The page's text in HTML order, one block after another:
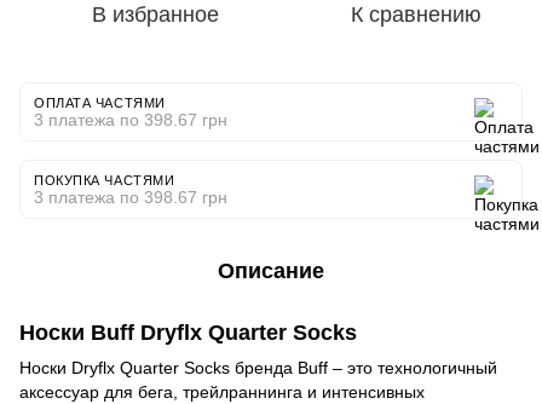
В избранное К сравнению
ОПЛАТА ЧАСТЯМИ
3 платежа по 398.67 грн
ПОКУПКА ЧАСТЯМИ
3 платежа по 398.67 грн
Описание
Носки Buff Dryflx Quarter Socks
Носки Dryflx Quarter Socks бренда Buff – это технологичный
аксессуар для бега, трейлраннинга и интенсивных